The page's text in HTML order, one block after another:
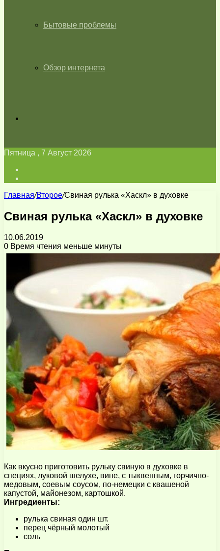
Бытовые проблемы
Обзор интернета
Пятница , 7 Август 2026
Главная/Второе/Свиная рулька «Хаскл» в духовке
Свиная рулька «Хаскл» в духовке
10.06.2019
0 Время чтения меньше минуты
Как вкусно приготовить рульку свиную в духовке в
специях, луковой шелухе, вине, с тыквенным, горчично-
медовым, соевым соусом, по-немецки с квашеной
капустой, майонезом, картошкой.
Ингредиенты:
рулька свиная один шт.
перец чёрный молотый
соль